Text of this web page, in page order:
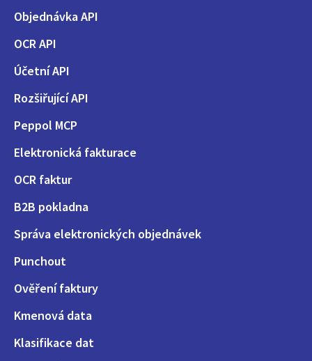
Objednávka API
OCR API
Účetní API
Rozšiřující API
Peppol MCP
Elektronická fakturace
OCR faktur
B2B pokladna
Správa elektronických objednávek
Punchout
Ověření faktury
Kmenová data
Klasifikace dat